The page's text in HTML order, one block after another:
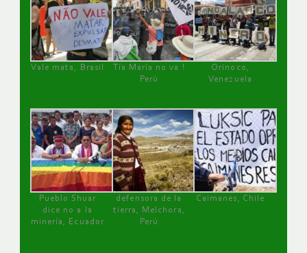
Vale mata, Brasil
Tía María no va !
Perú
Orinoco,
Venezuela
Pueblo Shuar
dice no a la
minería, Ecuador
defensora de la
tierra, Melchora,
Perú
Caimanes, Chile